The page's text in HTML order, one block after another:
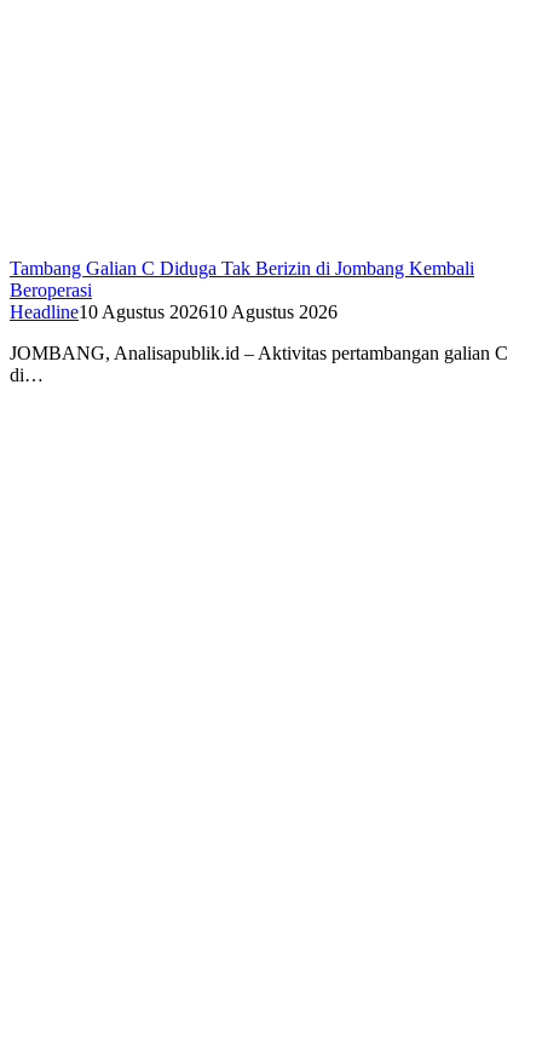
Tambang Galian C Diduga Tak Berizin di Jombang Kembali
Beroperasi
Headline10 Agustus 202610 Agustus 2026
JOMBANG, Analisapublik.id – Aktivitas pertambangan galian C
di…